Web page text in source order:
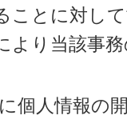
ことに対し
より当該事
個人情報の